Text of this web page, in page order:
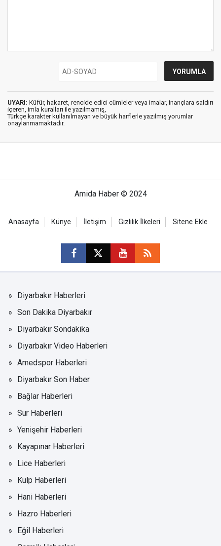
UYARI: Küfür, hakaret, rencide edici cümleler veya imalar, inançlara saldırı
içeren, imla kuralları ile yazılmamış,
Türkçe karakter kullanılmayan ve büyük harflerle yazılmış yorumlar
onaylanmamaktadır.
Amida Haber © 2024
Anasayfa Künye İletişim Gizlilik İlkeleri Sitene Ekle
Diyarbakır Haberleri
Son Dakika Diyarbakır
Diyarbakır Sondakika
Diyarbakır Video Haberleri
Amedspor Haberleri
Diyarbakır Son Haber
Bağlar Haberleri
Sur Haberleri
Yenişehir Haberleri
Kayapınar Haberleri
Lice Haberleri
Kulp Haberleri
Hani Haberleri
Hazro Haberleri
Eğil Haberleri